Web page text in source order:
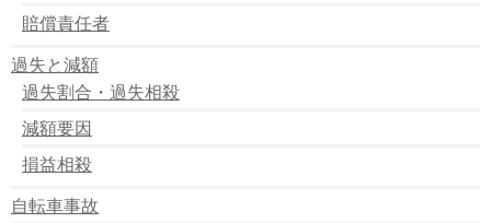
賠償責任者
過失と減額
過失割合・過失相殺
減額要因
損益相殺
自転車事故